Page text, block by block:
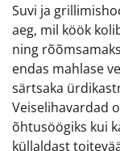
Suvi ja
aeg, mil köök
ning
endas mahlase
särtsaka
Veiselihavardad
õhtusöögiks kui
küllaldast